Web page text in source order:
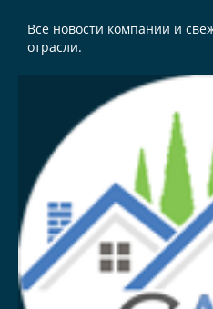
Все новости компании и
отрасли.